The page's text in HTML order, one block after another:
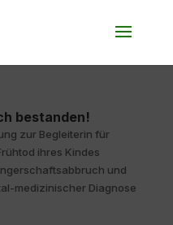
bestanden!
zur Begleiterin für
ihres Kindes
und
medizinischer Diagnose